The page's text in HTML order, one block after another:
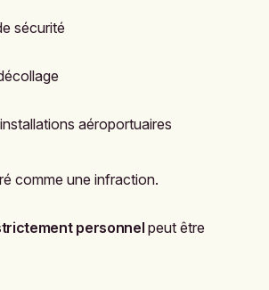
sécurité
aéroportuaires
comme une infraction.
personnel peut être